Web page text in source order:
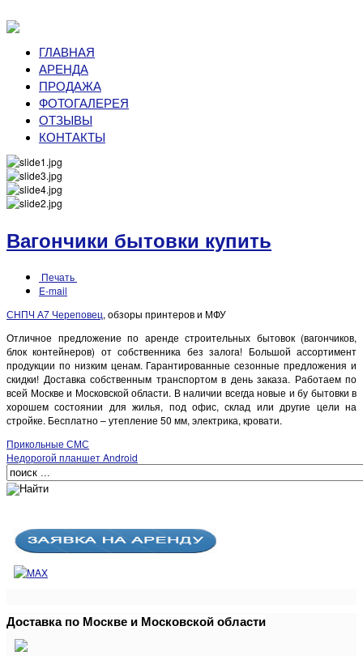
ГЛАВНАЯ
АРЕНДА
ПРОДАЖА
ФОТОГАЛЕРЕЯ
ОТЗЫВЫ
КОНТАКТЫ
Вагончики бытовки купить
Печать
E-mail
СНПЧ А7 Череповец, обзоры принтеров и МФУ
Отличное предложение по аренде строительных бытовок (вагончиков,
блок контейнеров) от собственника без залога! Большой ассортимент
продукции по низким ценам. Гарантированные сезонные предложения и
скидки! Доставка собственным транспортом в день заказа. Работаем по
всей Москве и Московской области. В наличии всегда новые и бу бытовки в
хорошем состоянии для жилья, под офис, склад или другие цели на
стройке. Бесплатно – утепление 50 мм, электрика, кровати.
Прикольные СМС
Недорогой планшет Android
Доставка по Москве и Московской области